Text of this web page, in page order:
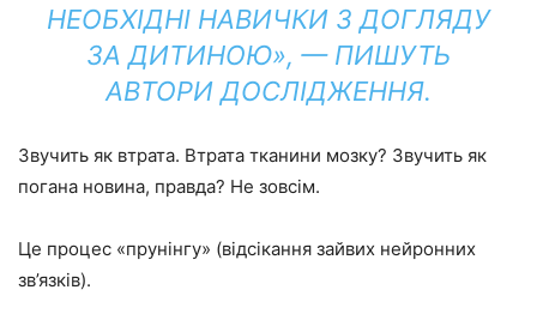
НЕОБХІДНІ НАВИЧКИ З ДОГЛЯДУ
ЗА ДИТИНОЮ», — ПИШУТЬ
АВТОРИ ДОСЛІДЖЕННЯ.
Звучить як втрата. Втрата тканини мозку? Звучить як
погана новина, правда? Не зовсім.
Це процес «прунінгу» (відсікання зайвих нейронних
зв’язків).